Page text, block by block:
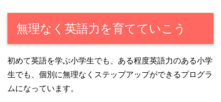
無理なく英語力を育てていこう
初めて英語を学ぶ小学生でも、ある程度英語力のある小学
生でも、個別に無理なくステップアップができるプログラ
ムになっています。